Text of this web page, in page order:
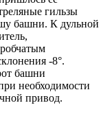
гильзы
башни. К дульной
-8°.
башни
необходимости
привод.